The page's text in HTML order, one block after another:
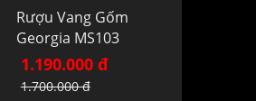
Rượu Vang Gốm
Georgia MS103
1.190.000 đ
1.700.000 đ